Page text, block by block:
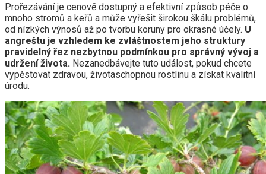
Prořezávání je cenově dostupný a efektivní způsob péče o
mnoho stromů a keřů a může vyřešit širokou škálu problémů,
od nízkých výnosů až po tvorbu koruny pro okrasné účely. U
angreštu je vzhledem ke zvláštnostem jeho struktury
pravidelný řez nezbytnou podmínkou pro správný vývoj a
udržení života. Nezanedbávejte tuto událost, pokud chcete
vypěstovat zdravou, životaschopnou rostlinu a získat kvalitní
úrodu.